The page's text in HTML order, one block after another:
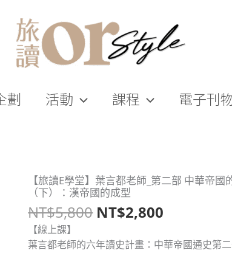
劃 活動 課程 電子刊
【旅讀E學堂】葉言都老師_第二部 中華帝國
（下）：漢帝國的成型
NT$5,800
原
始
價
NT$5,800。
NT$2,800
目
NT$2,800
【線上課】
葉言都老師的六年讀史計畫：中華帝國通史第
【旅
讀
E
學
堂】